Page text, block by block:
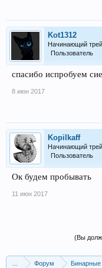
Kot1312
Начинающий
Пользователь
спасибо испробуем
8 июн 2017
Kopilkaff
Начинающий
Пользователь
Ок будем пробывать
11 июн 2017
(Вы
Форум